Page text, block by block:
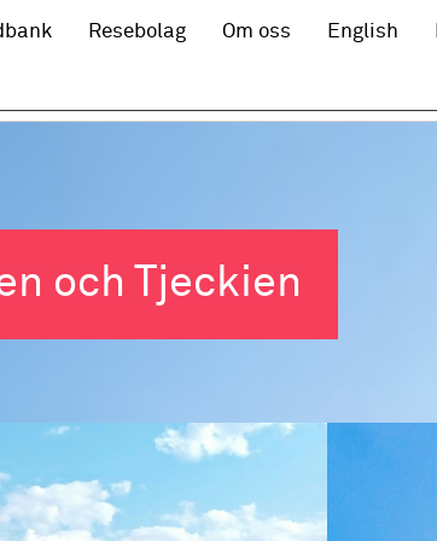
Resebolag Om oss English
och Tjeckien